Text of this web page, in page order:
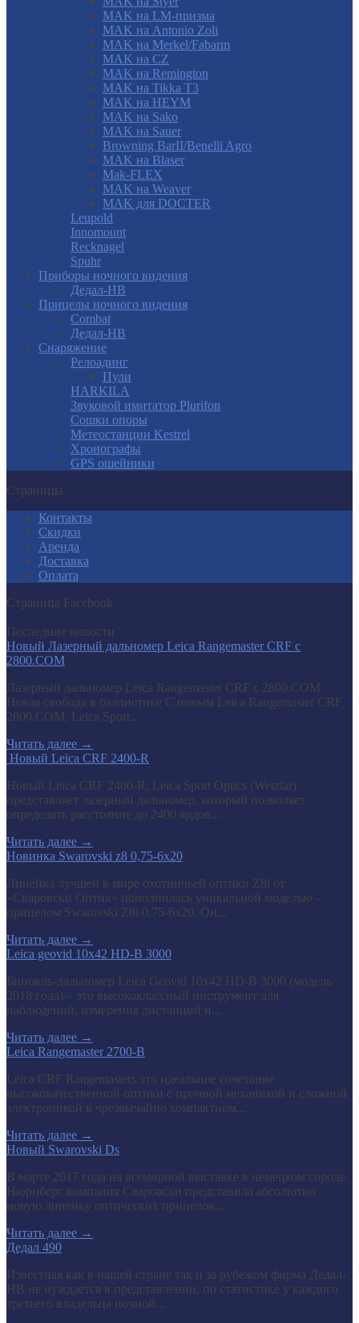
MAK на LM-призма
MAK на Antonio Zoli
MAK на Merkel/Fabarm
MAK на CZ
MAK на Remington
MAK на Tikka T3
MAK на HEYM
MAK на Sako
MAK на Sauer
Browning BarII/Benelli Agro
MAK на Blaser
Mak-FLEX
MAK на Weaver
MAK для DOCTER
Leupold
Innomount
Recknagel
Spuhr
Приборы ночного видения
Дедал-НВ
Прицелы ночного видения
Combat
Дедал-НВ
Снаряжение
Релоадинг
Пули
HARKILA
Звуковой имитатор Plurifon
Сошки опоры
Метеостанции Kestrel
Хронографы
GPS ошейники
Страницы
Контакты
Скидки
Аренда
Доставка
Оплата
Страница Facebook
Последние новости
Новый Лазерный дальномер Leica Rangemaster CRF с
2800.COM
Лазерный дальномер Leica Rangemaster CRF с 2800.COM
Новая свобода в баллистике С новым Leica Rangemaster CRF
2800.COM, Leica Sport...
Читать далее →
​ Новый Leica CRF 2400-R
Новый Leica CRF 2400-R, Leica Sport Optics (Wetzlar)
представляет лазерный дальномер, который позволяет
определять расстояние до 2400 ярдов...
Читать далее →
Новинка Swarovski z8 0,75-6x20
Линейка лучшей в мире охотничьей оптики Z8i от
«Сваровски Оптик» пополнилась уникальной моделью –
прицелом Swarovski Z8i 0,75-6x20. Он...
Читать далее →
Leica geovid 10x42 HD-B 3000
Бинокль-дальномер Leica Geovid 10x42 HD-В 3000 (модель
2018 года) – это высококлассный инструмент для
наблюдений, измерения дистанций и...
Читать далее →
Leica Rangemaster 2700-B
Leica CRF Rangemasters это идеальное сочетание
высококачественной оптики с прочной механикой и сложной
электроникой в чрезвычайно компактном...
Читать далее →
Новый Swarovski Ds
В марте 2017 года на всемирной выставке в немецком городе
Нюрнберг компания Сваровски представила абсолютно
новую линейку оптических прицелов...
Читать далее →
Дедал 490
Известная как в нашей стране так и за рубежом фирма Дедал-
НВ не нуждается в представлении, по статистике у каждого
третьего владельца ночной...